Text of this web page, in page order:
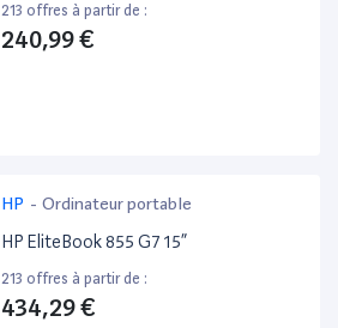
213 offres à partir de :
240,99 €
HP - Ordinateur portable
HP EliteBook 855 G7 15”
213 offres à partir de :
434,29 €